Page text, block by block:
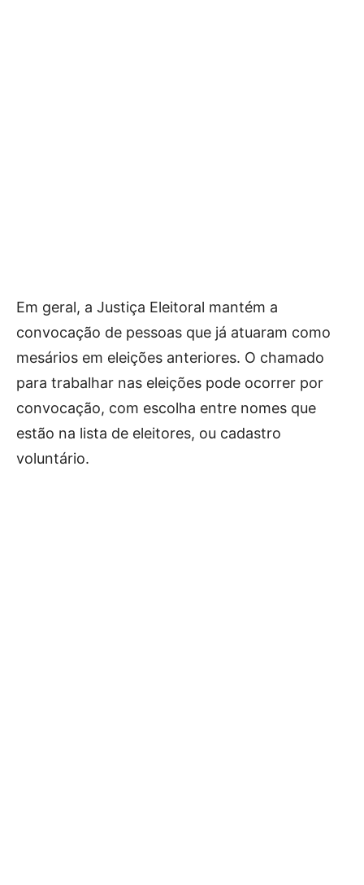
Em geral, a Justiça Eleitoral mantém a
convocação de pessoas que já atuaram como
mesários em eleições anteriores. O chamado
para trabalhar nas eleições pode ocorrer por
convocação, com escolha entre nomes que
estão na lista de eleitores, ou cadastro
voluntário.